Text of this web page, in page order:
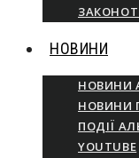
НОВИНИ
НОВИНИ
НОВИНИ
ПОДІЇ
YOUTUBE